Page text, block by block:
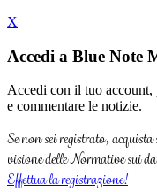
X
Accedi a Blue Note
Accedi con il tuo account,
e commentare le notizie.
Se non sei registrato,
visione delle Normative sui
Effettua la registrazione!